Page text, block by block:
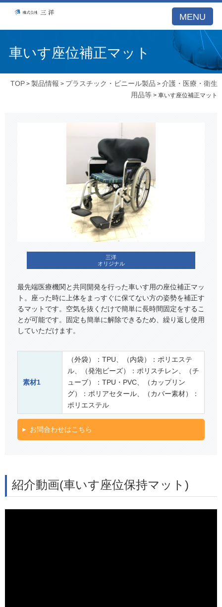
MENU
車いす座位補正マット
TOP >製品情報 > プラスチック・ビニール製品 >介護・医療・衛生
用品等 > 車いす座位補正マット
三洋
オリジナル
最先端医療機関と共同開発を行った車いす用の座位補正マッ
ト。座った時に上体をまっすぐに保てない方の姿勢を補正す
るマットです。空気を抜くだけで簡単に長時間固定をするこ
とが可能です。固定も簡単に解除できるため、繰り返し使用
していただけます。
素材1
（外袋）：TPU、（内袋）：ポリエステ
ル、（発泡ビーズ）：ポリスチレン、（チ
ューブ）：TPU・PVC、（カップリン
グ）：ポリアセタール、（カバー素材）：
ポリエステル
お問合わせはこちら
紹介動画(車いす座位保持マット)